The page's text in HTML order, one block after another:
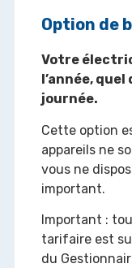
Option de
Votre
l’année,
journée.
Cette option
appareils ne
vous ne
important.
Important :
tarifaire est
du